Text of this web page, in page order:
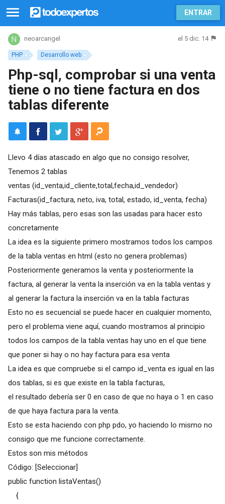
ENTRAR
PHP Desarrollo web
neoarcangel el 5 dic. 14
Php-sql, comprobar si una venta
tiene o no tiene factura en dos
tablas diferente
Llevo 4 días atascado en algo que no consigo resolver,
Tenemos 2 tablas
ventas (id_venta,id_cliente,total,fecha,id_vendedor)
Facturas(id_factura, neto, iva, total, estado, id_venta, fecha)
Hay más tablas, pero esas son las usadas para hacer esto
concretamente
La idea es la siguiente primero mostramos todos los campos
de la tabla ventas en html (esto no genera problemas)
Posteriormente generamos la venta y posteriormente la
factura, al generar la venta la inserción va en la tabla ventas y
al generar la factura la inserción va en la tabla facturas
Esto no es secuencial se puede hacer en cualquier momento,
pero el problema viene aquí, cuando mostramos al principio
todos los campos de la tabla ventas hay uno en el que tiene
que poner si hay o no hay factura para esa venta
La idea es que compruebe si el campo id_venta es igual en las
dos tablas, si es que existe en la tabla facturas,
el resultado debería ser 0 en caso de que no haya o 1 en caso
de que haya factura para la venta.
Esto se esta haciendo con php pdo, yo haciendo lo mismo no
consigo que me funcione correctamente.
Estos son mis métodos
Código: [Seleccionar]
public function listaVentas()
{